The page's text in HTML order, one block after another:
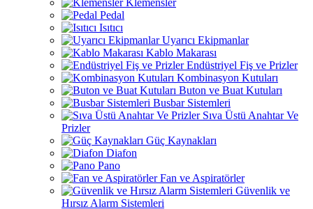
Klemensler
Pedal
Isıtıcı
Uyarıcı Ekipmanlar
Kablo Makarası
Endüstriyel Fiş ve Prizler
Kombinasyon Kutuları
Buton ve Buat Kutuları
Busbar Sistemleri
Sıva Üstü Anahtar Ve
Prizler
Güç Kaynakları
Diafon
Pano
Fan ve Aspiratörler
Güvenlik ve
Hırsız Alarm Sistemleri